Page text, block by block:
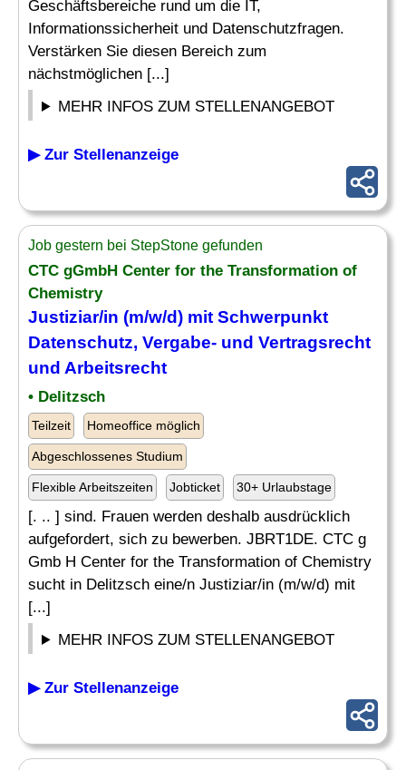
Geschäftsbereiche rund um die IT,
Informationssicherheit und Datenschutzfragen.
Verstärken Sie diesen Bereich zum
nächstmöglichen [...]
MEHR INFOS ZUM STELLENANGEBOT
▶ Zur Stellenanzeige
Job gestern bei StepStone gefunden
CTC gGmbH Center for the Transformation of
Chemistry
Justiziar/in (m/w/d) mit Schwerpunkt
Datenschutz, Vergabe- und Vertragsrecht
und Arbeitsrecht
• Delitzsch
Teilzeit Homeoffice möglich
Abgeschlossenes Studium
Flexible Arbeitszeiten Jobticket 30+ Urlaubstage
[. .. ] sind. Frauen werden deshalb ausdrücklich
aufgefordert, sich zu bewerben. JBRT1DE. CTC g
Gmb H Center for the Transformation of Chemistry
sucht in Delitzsch eine/n Justiziar/in (m/w/d) mit
[...]
MEHR INFOS ZUM STELLENANGEBOT
▶ Zur Stellenanzeige